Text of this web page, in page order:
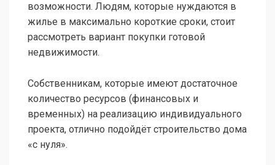
возможности. Людям, которые нуждаются в
жилье в максимально короткие сроки, стоит
рассмотреть вариант покупки готовой
недвижимости.
Собственникам, которые имеют достаточное
количество ресурсов (финансовых и
временных) на реализацию индивидуального
проекта, отлично подойдёт строительство дома
«с нуля».